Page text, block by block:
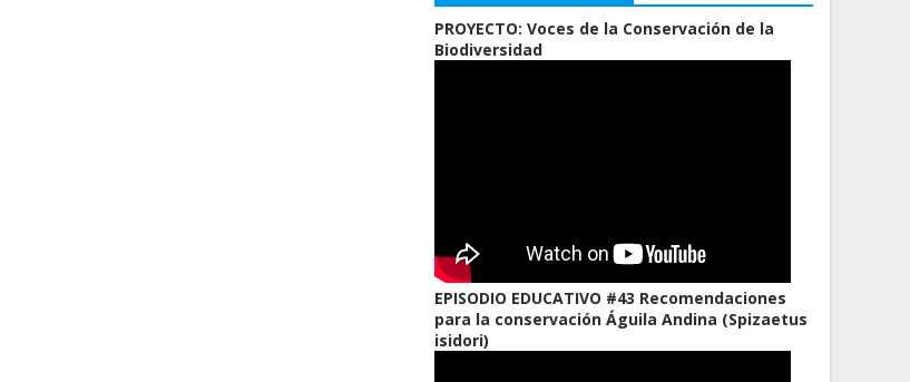
PROYECTO: Voces de la Conservación de la
Biodiversidad
EPISODIO EDUCATIVO #43 Recomendaciones
para la conservación Águila Andina (Spizaetus
isidori)